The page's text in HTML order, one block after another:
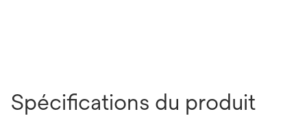
Spécifications du produit